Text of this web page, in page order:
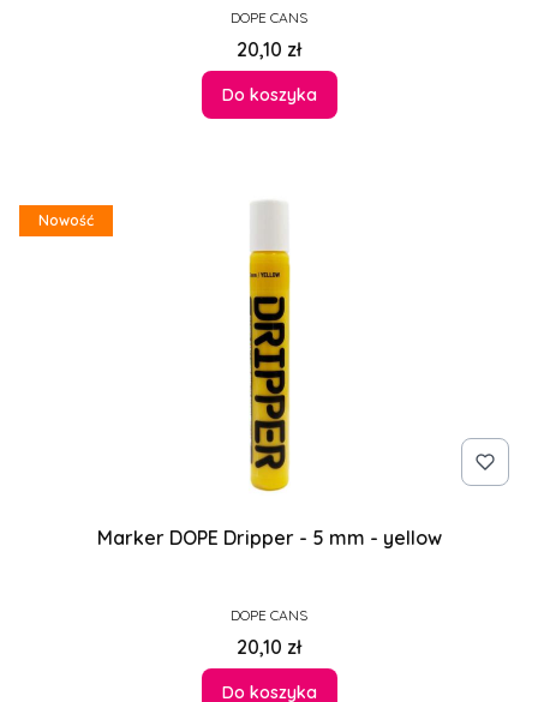
PRODUCENT
DOPE CANS
Cena
20,10 zł
Do koszyka
Nowość
Marker DOPE Dripper - 5 mm - yellow
PRODUCENT
DOPE CANS
Cena
20,10 zł
Do koszyka